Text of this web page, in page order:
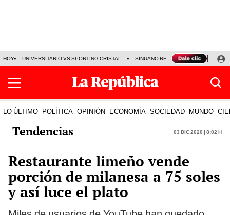
HOY UNIVERSITARIO VS SPORTING CRISTAL SINUANO RESULTADOS HOY
LO ÚLTIMO POLÍTICA OPINIÓN ECONOMÍA SOCIEDAD MUNDO
Tendencias 03 Dic 2020 | 8:02 h
Restaurante limeño vende
porción de milanesa a 75 soles
y así luce el plato